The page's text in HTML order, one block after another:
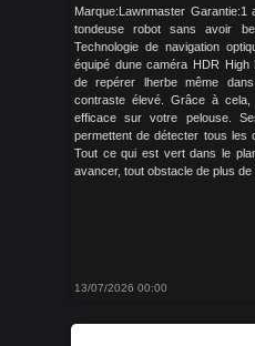
Marque:Lawnmaster
tondeuse robot sans avoir
Technologie de navigation
équipé dune caméra HDR High
de repérer lherbe même
contraste élevé. Grâce à
efficace sur votre pelouse.
permettent de détecter tous les
Tout ce qui est vert dans le
avancer, tout obstacle de plus de
13/07/2026 00:00